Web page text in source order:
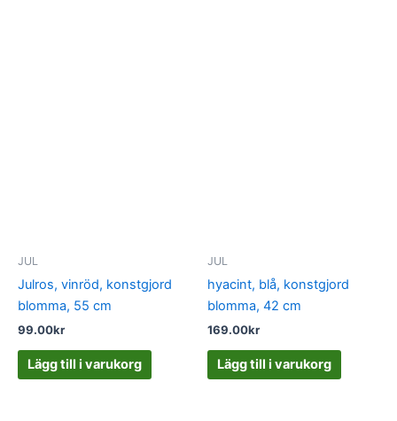
JUL
Julros, vinröd, konstgjord
blomma, 55 cm
99.00kr
Lägg till i varukorg
JUL
hyacint, blå, konstgjord
blomma, 42 cm
169.00kr
Lägg till i varukorg